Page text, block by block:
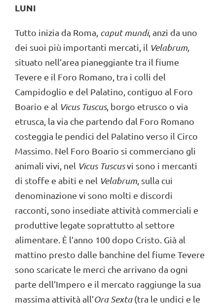
LUNI
Tutto inizia da Roma, caput mundi, anzi da uno
dei suoi più importanti mercati, il Velabrum,
situato nell’area pianeggiante tra il fiume
Tevere e il Foro Romano, tra i colli del
Campidoglio e del Palatino, contiguo al Foro
Boario e al Vicus Tuscus, borgo etrusco o via
etrusca, la via che partendo dal Foro Romano
costeggia le pendici del Palatino verso il Circo
Massimo. Nel Foro Boario si commerciano gli
animali vivi, nel Vicus Tuscusvi sono i mercanti
di stoffe e abiti e nel Velabrum , sulla cui
denominazione vi sono molti e discordi
racconti, sono insediate attività commerciali e
produttive legate soprattutto al settore
alimentare. È l’anno 100 dopo Cristo. Già al
mattino presto dalle banchine del fiume Tevere
sono scaricate le merci che arrivano da ogni
parte dell’Impero e il mercato raggiunge la sua
massima attività all’Ora Sexta(tra le undici e le